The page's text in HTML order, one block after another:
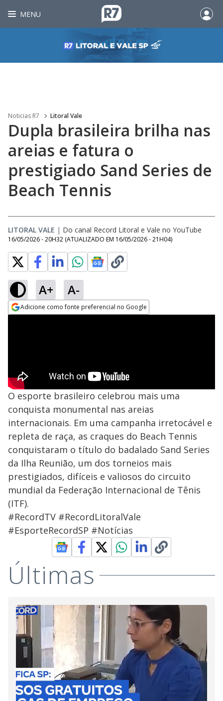
MENU
Noticias R7 Litoral Vale
Dupla brasileira brilha nas
areias e fatura o
prestigiado Sand Series de
Beach Tennis
LITORAL VALE | Do canal Record Litoral e Vale no YouTube
16/05/2026 - 20H32 (ATUALIZADO EM 16/05/2026 - 21H04)
A+ A-
Adicione como fonte preferencial no Google
O esporte brasileiro celebrou mais uma
conquista monumental nas areias
internacionais. Em uma campanha irretocável e
repleta de raça, as craques do Beach Tennis
conquistaram o título do badalado Sand Series
da Ilha Reunião, um dos torneios mais
prestigiados, difíceis e valiosos do circuito
mundial da Federação Internacional de Tênis
(ITF).
#RecordTV #RecordLitoralVale
#EsporteRecordSP #Notícias
Últimas